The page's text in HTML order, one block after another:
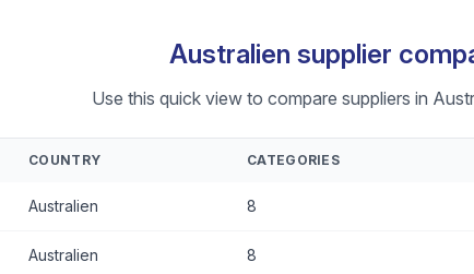
Australien supplier
Use this quick view to compare suppliers in
COUNTRY CATEGORIES
Australien 8
Australien 8